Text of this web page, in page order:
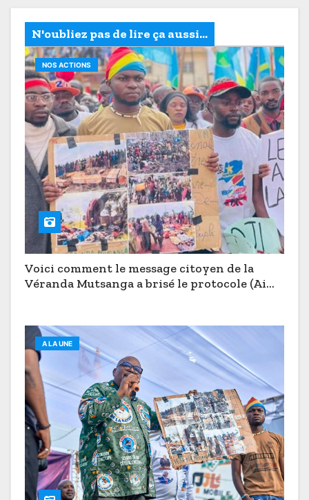
N'oubliez pas de lire ça aussi...
NOS ACTIONS
Voici comment le message citoyen de la
Véranda Mutsanga a brisé le protocole (Aimé
A LA UNE